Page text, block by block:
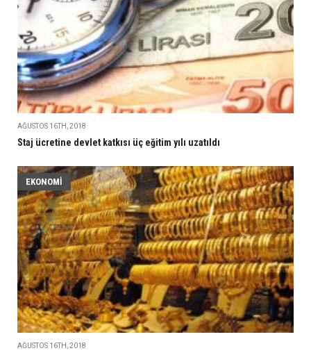
AĞUSTOS 16TH, 2018
Staj ücretine devlet katkısı üç eğitim yılı uzatıldı
EKONOMI
AĞUSTOS 16TH, 2018